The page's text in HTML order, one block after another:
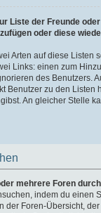
Liste der Freunde
oder diese
Arten auf diese Listen
Links: einen zum
des Benutzers.
Benutzer zu den Listen
An gleicher Stelle
mehrere Foren
indem du einen
der Foren-Übersicht,